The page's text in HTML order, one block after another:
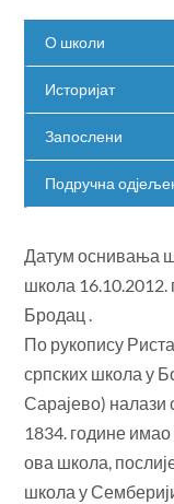
О школи
Историјат
Запослени
Подручна
Датум оснивања
школа
Бродац .
По рукопису
српских школа у
Сарајево) налази
1834. године
ова школа,
школа у